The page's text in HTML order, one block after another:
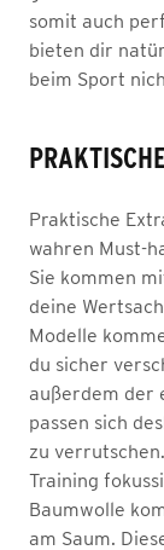
somit auch
bieten dir
beim Sport
Praktische
wahren Must-
Sie kommen
deine
Modelle
du sicher
außerdem der
passen sich
zu
Training
Baumwolle
am Saum.